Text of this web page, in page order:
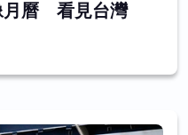
月曆 看見台灣